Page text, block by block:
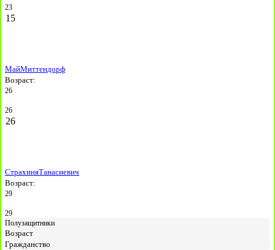
23
15
МайМиттендорф
Возраст:
26
26
26
СтрахиняТанасиевич
Возраст:
29
29
Полузащитники
Возраст
Гражданство